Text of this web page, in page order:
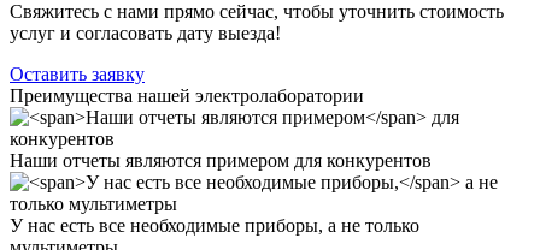
Свяжитесь с нами прямо сейчас, чтобы уточнить стоимость
услуг и согласовать дату выезда!
Оставить заявку
Преимущества нашей электролаборатории
Наши отчеты являются примером для конкурентов
У нас есть все необходимые приборы, а не только